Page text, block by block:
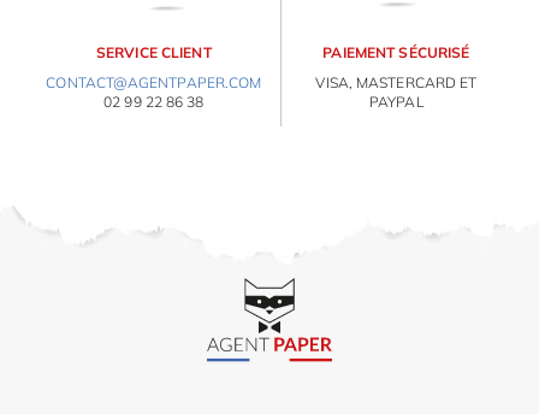
SERVICE CLIENT
CONTACT@AGENTPAPER.COM
02 99 22 86 38
PAIEMENT SÉCURISÉ
VISA, MASTERCARD ET
PAYPAL